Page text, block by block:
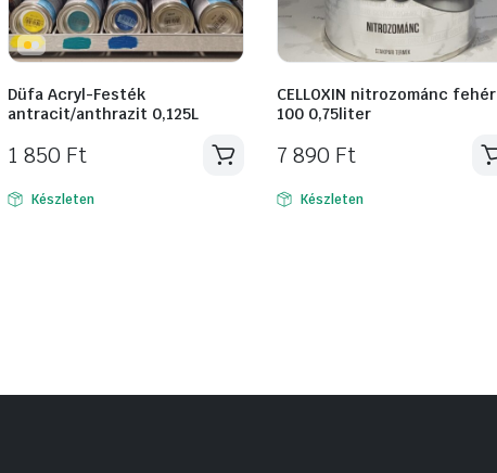
Düfa Acryl-Festék
antracit/anthrazit 0,125L
1 850 Ft
Készleten
CELLOXIN nitrozománc fehér
100 0,75liter
7 890 Ft
Készleten